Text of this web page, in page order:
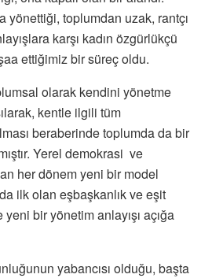
yönettiği, toplumdan uzak, rantçı
karşı kadın özgürlükçü
ettiğimiz bir süreç oldu.
olarak kendini yönetme
kentle ilgili tüm
beraberinde toplumda da bir
Yerel demokrasi ve
her dönem yeni bir model
ilk olan eşbaşkanlık ve eşit
bir yönetim anlayışı açığa
yabancısı olduğu, başta